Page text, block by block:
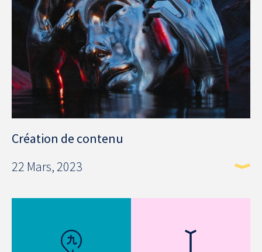
Création de contenu
22 Mars, 2023